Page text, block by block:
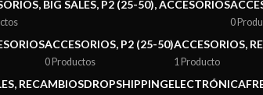
BIG SALES, P2 (25-50), ACCESORIOS
0
ACCESORIOS, P2 (25-50)
0 Productos
ACCESORIOS,
1 Producto
RECAMBIOSDROPSHIPPINGELECTRÓNICA